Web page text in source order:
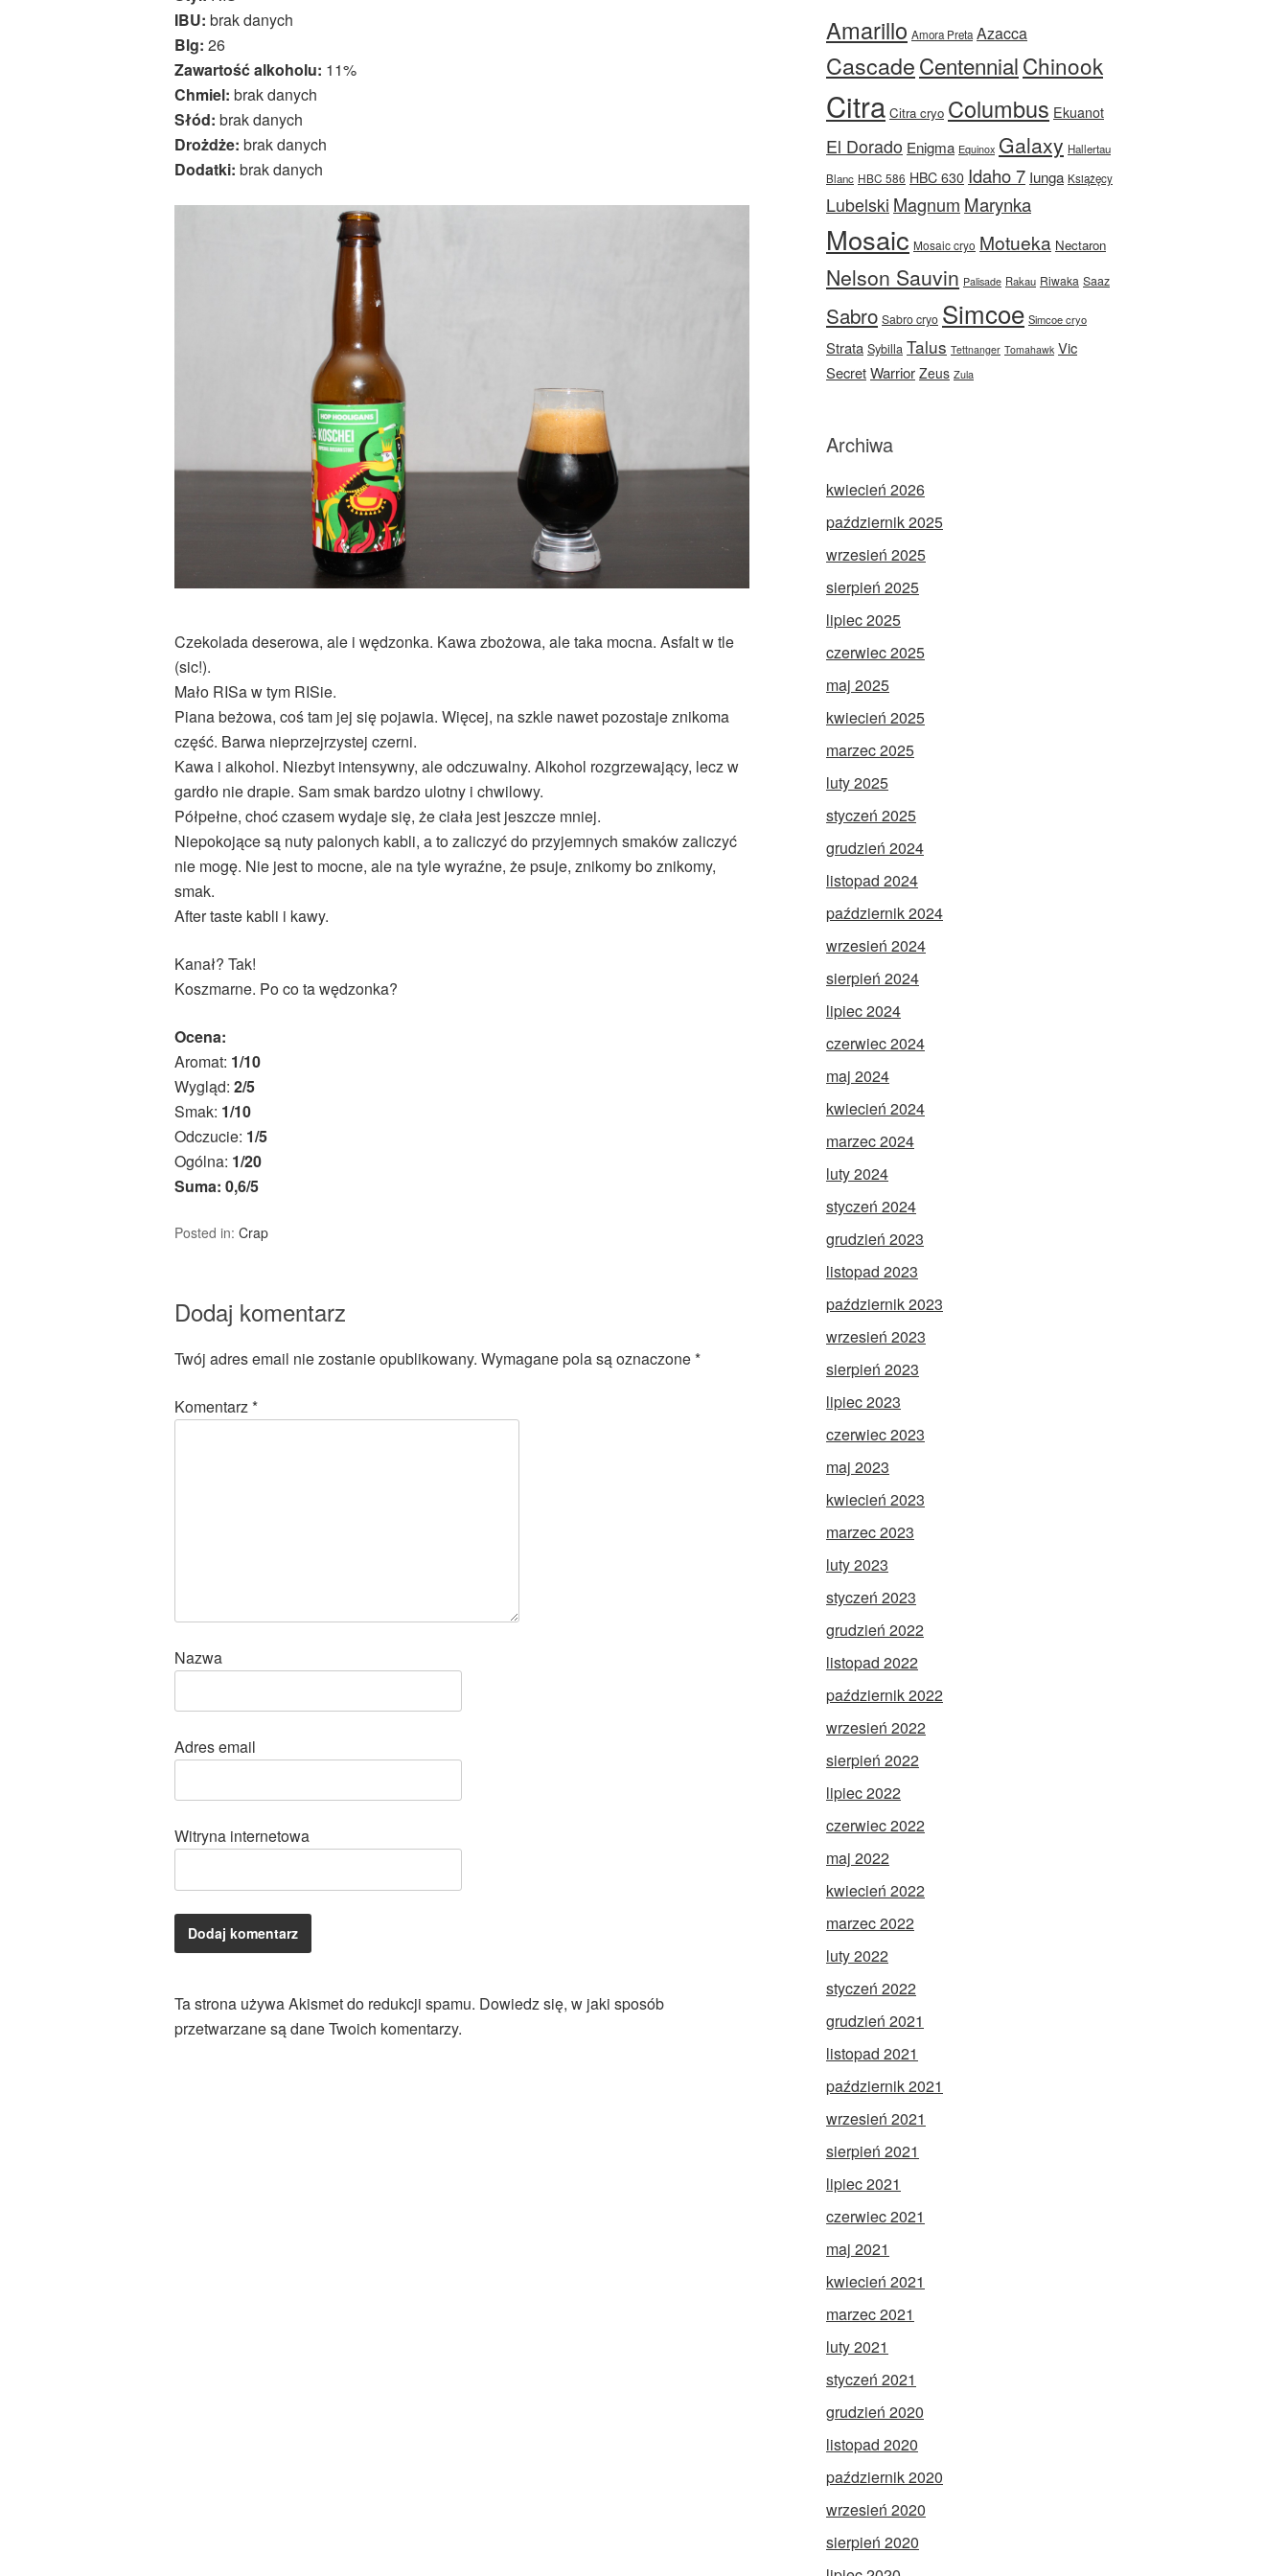
IBU: brak danych
Blg: 26
Zawartość alkoholu: 11%
Chmiel: brak danych
Słód: brak danych
Drożdże: brak danych
Dodatki: brak danych
Czekolada deserowa, ale i wędzonka. Kawa zbożowa, ale taka mocna. Asfalt w tle
(sic!).
Mało RISa w tym RISie.
Piana beżowa, coś tam jej się pojawia. Więcej, na szkle nawet pozostaje znikoma
część. Barwa nieprzejrzystej czerni.
Kawa i alkohol. Niezbyt intensywny, ale odczuwalny. Alkohol rozgrzewający, lecz w
gardło nie drapie. Sam smak bardzo ulotny i chwilowy.
Półpełne, choć czasem wydaje się, że ciała jest jeszcze mniej.
Niepokojące są nuty palonych kabli, a to zaliczyć do przyjemnych smaków zaliczyć
nie mogę. Nie jest to mocne, ale na tyle wyraźne, że psuje, znikomy bo znikomy,
smak.
After taste kabli i kawy.
Kanał? Tak!
Koszmarne. Po co ta wędzonka?
Ocena:
Aromat: 1/10
Wygląd: 2/5
Smak: 1/10
Odczucie: 1/5
Ogólna: 1/20
Suma: 0,6/5
Posted in: Crap
Dodaj komentarz
Twój adres email nie zostanie opublikowany. Wymagane pola są oznaczone*
Komentarz*
Nazwa
Adres email
Witryna internetowa
Ta strona używa Akismet do redukcji spamu. Dowiedz się, w jaki sposób
przetwarzane są dane Twoich komentarzy.
Amarillo Amora Preta Azacca
CascadeCentennialChinook
Citra Citra cryo Columbus Ekuanot
El Dorado Enigma Equinox Galaxy Hallertau
Blanc HBC 586 HBC 630 Idaho 7 Iunga Książęcy
Lubelski Magnum Marynka
Mosaic Mosaic cryo Motueka Nectaron
Nelson Sauvin Palisade Rakau Riwaka Saaz
Sabro Sabro cryo Simcoe Simcoe cryo
Strata Sybilla Talus Tettnanger Tomahawk Vic
SecretWarrior Zeus Zula
Archiwa
kwiecień 2026
październik 2025
wrzesień 2025
sierpień 2025
lipiec 2025
czerwiec 2025
maj 2025
kwiecień 2025
marzec 2025
luty 2025
styczeń 2025
grudzień 2024
listopad 2024
październik 2024
wrzesień 2024
sierpień 2024
lipiec 2024
czerwiec 2024
maj 2024
kwiecień 2024
marzec 2024
luty 2024
styczeń 2024
grudzień 2023
listopad 2023
październik 2023
wrzesień 2023
sierpień 2023
lipiec 2023
czerwiec 2023
maj 2023
kwiecień 2023
marzec 2023
luty 2023
styczeń 2023
grudzień 2022
listopad 2022
październik 2022
wrzesień 2022
sierpień 2022
lipiec 2022
czerwiec 2022
maj 2022
kwiecień 2022
marzec 2022
luty 2022
styczeń 2022
grudzień 2021
listopad 2021
październik 2021
wrzesień 2021
sierpień 2021
lipiec 2021
czerwiec 2021
maj 2021
kwiecień 2021
marzec 2021
luty 2021
styczeń 2021
grudzień 2020
listopad 2020
październik 2020
wrzesień 2020
sierpień 2020